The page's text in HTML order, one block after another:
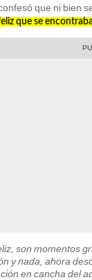
que ni bien
que se
son momentos
y nada, ahora
en cancha del